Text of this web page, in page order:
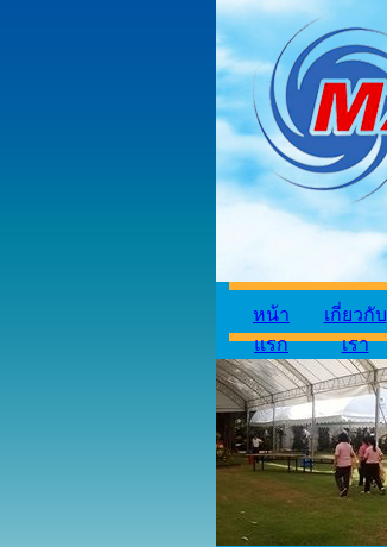
หน้า
แรก
เกี่ยวกับ
เรา